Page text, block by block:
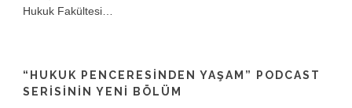
Hukuk Fakültesi…
“HUKUK PENCERESINDEN YAŞAM” PODCAST
SERISININ YENI BÖLÜM